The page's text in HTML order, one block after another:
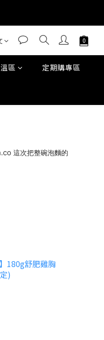
區 定期購專區
這次把整碗泡麵的